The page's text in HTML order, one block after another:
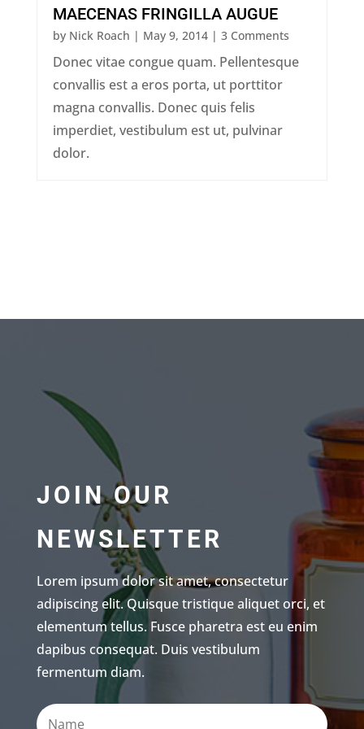
MAECENAS FRINGILLA AUGUE
by Nick Roach | May 9, 2014| 3 Comments
Donec vitae congue quam. Pellentesque
convallis est a eros porta, ut porttitor
magna convallis. Donec quis felis
imperdiet, vestibulum est ut, pulvinar
dolor.
JOIN OUR
NEWSLETTER
Lorem ipsum dolor sit amet, consectetur
adipiscing elit. Quisque tristique aliquet orci, et
elementum tellus. Fusce pharetra est eu enim
dapibus consequat. Duis vestibulum
fermentum diam.